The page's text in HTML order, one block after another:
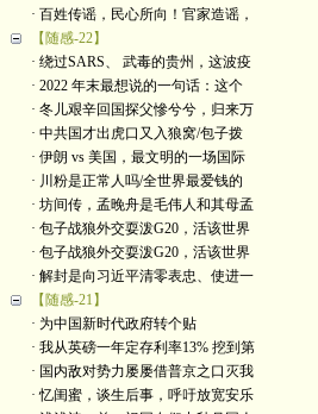
· 百姓传谣，民心所向！官家造谣，
【随感-22】
· 绕过SARS、 武毒的贵州，这波疫
· 2022 年末最想说的一句话：这个
· 冬儿艰辛回国探父慘兮兮，归来万
· 中共国才出虎口又入狼窝/包子拨
· 伊朗 vs 美国，最文明的一场国际
· 川粉是正常人吗/全世界最爱钱的
· 坊间传，孟晚舟是毛伟人和其母孟
· 包子战狼外交耍泼G20，活该世界
· 包子战狼外交耍泼G20，活该世界
· 解封是向习近平清零表忠、使进一
【随感-21】
· 为中国新时代政府转个贴
· 我从英磅一年定存利率13% 挖到第
· 国内敌对势力屡屡借普京之口灭我
· 忆闺蜜，谈生后事，呼吁放宽安乐